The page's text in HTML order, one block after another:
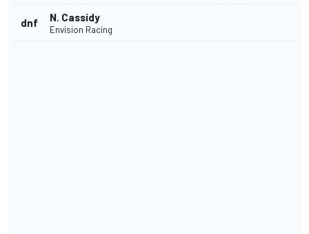
dnf N. Cassidy
Envision Racing